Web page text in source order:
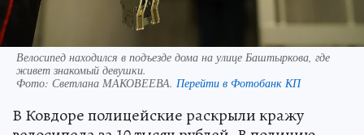
Велосипед находился в подъезде дома на улице Баштыркова, где
живет знакомый девушки.
Фото: Светлана МАКОВЕЕВА. Перейти в Фотобанк КП
В Ковдоре полицейские раскрыли кражу